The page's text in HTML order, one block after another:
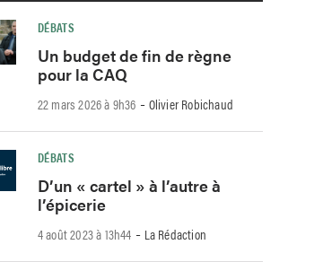
DÉBATS
Un budget de fin de règne
pour la CAQ
22 mars 2026 à 9h36 -Olivier Robichaud
DÉBATS
D’un « cartel » à l’autre à
l’épicerie
4 août 2023 à 13h44 - La Rédaction